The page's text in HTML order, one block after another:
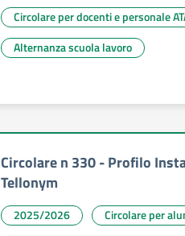
Circolare per docenti e personale
Alternanza scuola lavoro
Circolare n 330 - Profilo
Tellonym
2025/2026
Circolare per